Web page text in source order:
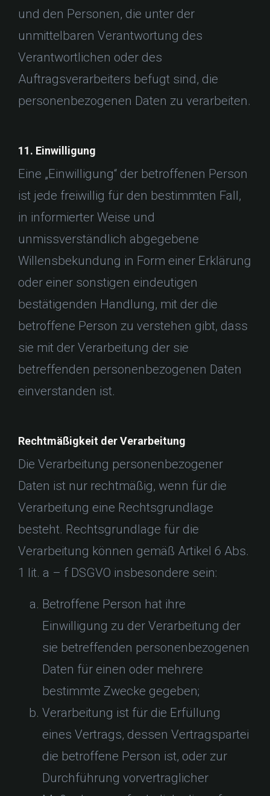
und den Personen, die unter der
unmittelbaren Verantwortung des
Verantwortlichen oder des
Auftragsverarbeiters befugt sind, die
personenbezogenen Daten zu verarbeiten.
11. Einwilligung
Eine „Einwilligung“ der betroffenen Person
ist jede freiwillig für den bestimmten Fall,
in informierter Weise und
unmissverständlich abgegebene
Willensbekundung in Form einer Erklärung
oder einer sonstigen eindeutigen
bestätigenden Handlung, mit der die
betroffene Person zu verstehen gibt, dass
sie mit der Verarbeitung der sie
betreffenden personenbezogenen Daten
einverstanden ist.
Rechtmäßigkeit der Verarbeitung
Die Verarbeitung personenbezogener
Daten ist nur rechtmäßig, wenn für die
Verarbeitung eine Rechtsgrundlage
besteht. Rechtsgrundlage für die
Verarbeitung können gemäß Artikel 6 Abs.
1 lit. a – f DSGVO insbesondere sein:
Betroffene Person hat ihre
Einwilligung zu der Verarbeitung der
sie betreffenden personenbezogenen
Daten für einen oder mehrere
bestimmte Zwecke gegeben;
Verarbeitung ist für die Erfüllung
eines Vertrags, dessen Vertragspartei
die betroffene Person ist, oder zur
Durchführung vorvertraglicher